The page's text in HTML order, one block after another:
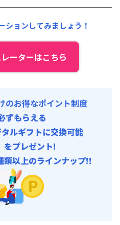
ションしてみましょう！
ーターはこちら
のお得なポイント制度
ずもらえる
ルギフトに交換可能
をプレゼント!
以上のラインナップ!!